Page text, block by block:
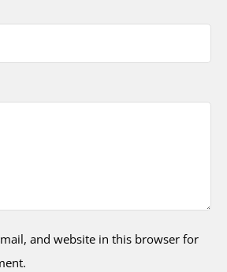
and website in this browser for